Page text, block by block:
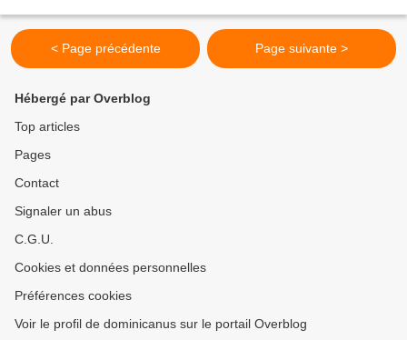
< Page précédente Page suivante >
Hébergé par Overblog
Top articles
Pages
Contact
Signaler un abus
C.G.U.
Cookies et données personnelles
Préférences cookies
Voir le profil de dominicanus sur le portail Overblog